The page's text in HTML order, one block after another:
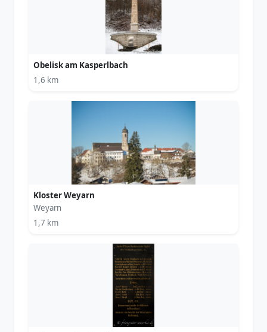
Obelisk am Kasperlbach
1,6 km
Kloster Weyarn
Weyarn
1,7 km